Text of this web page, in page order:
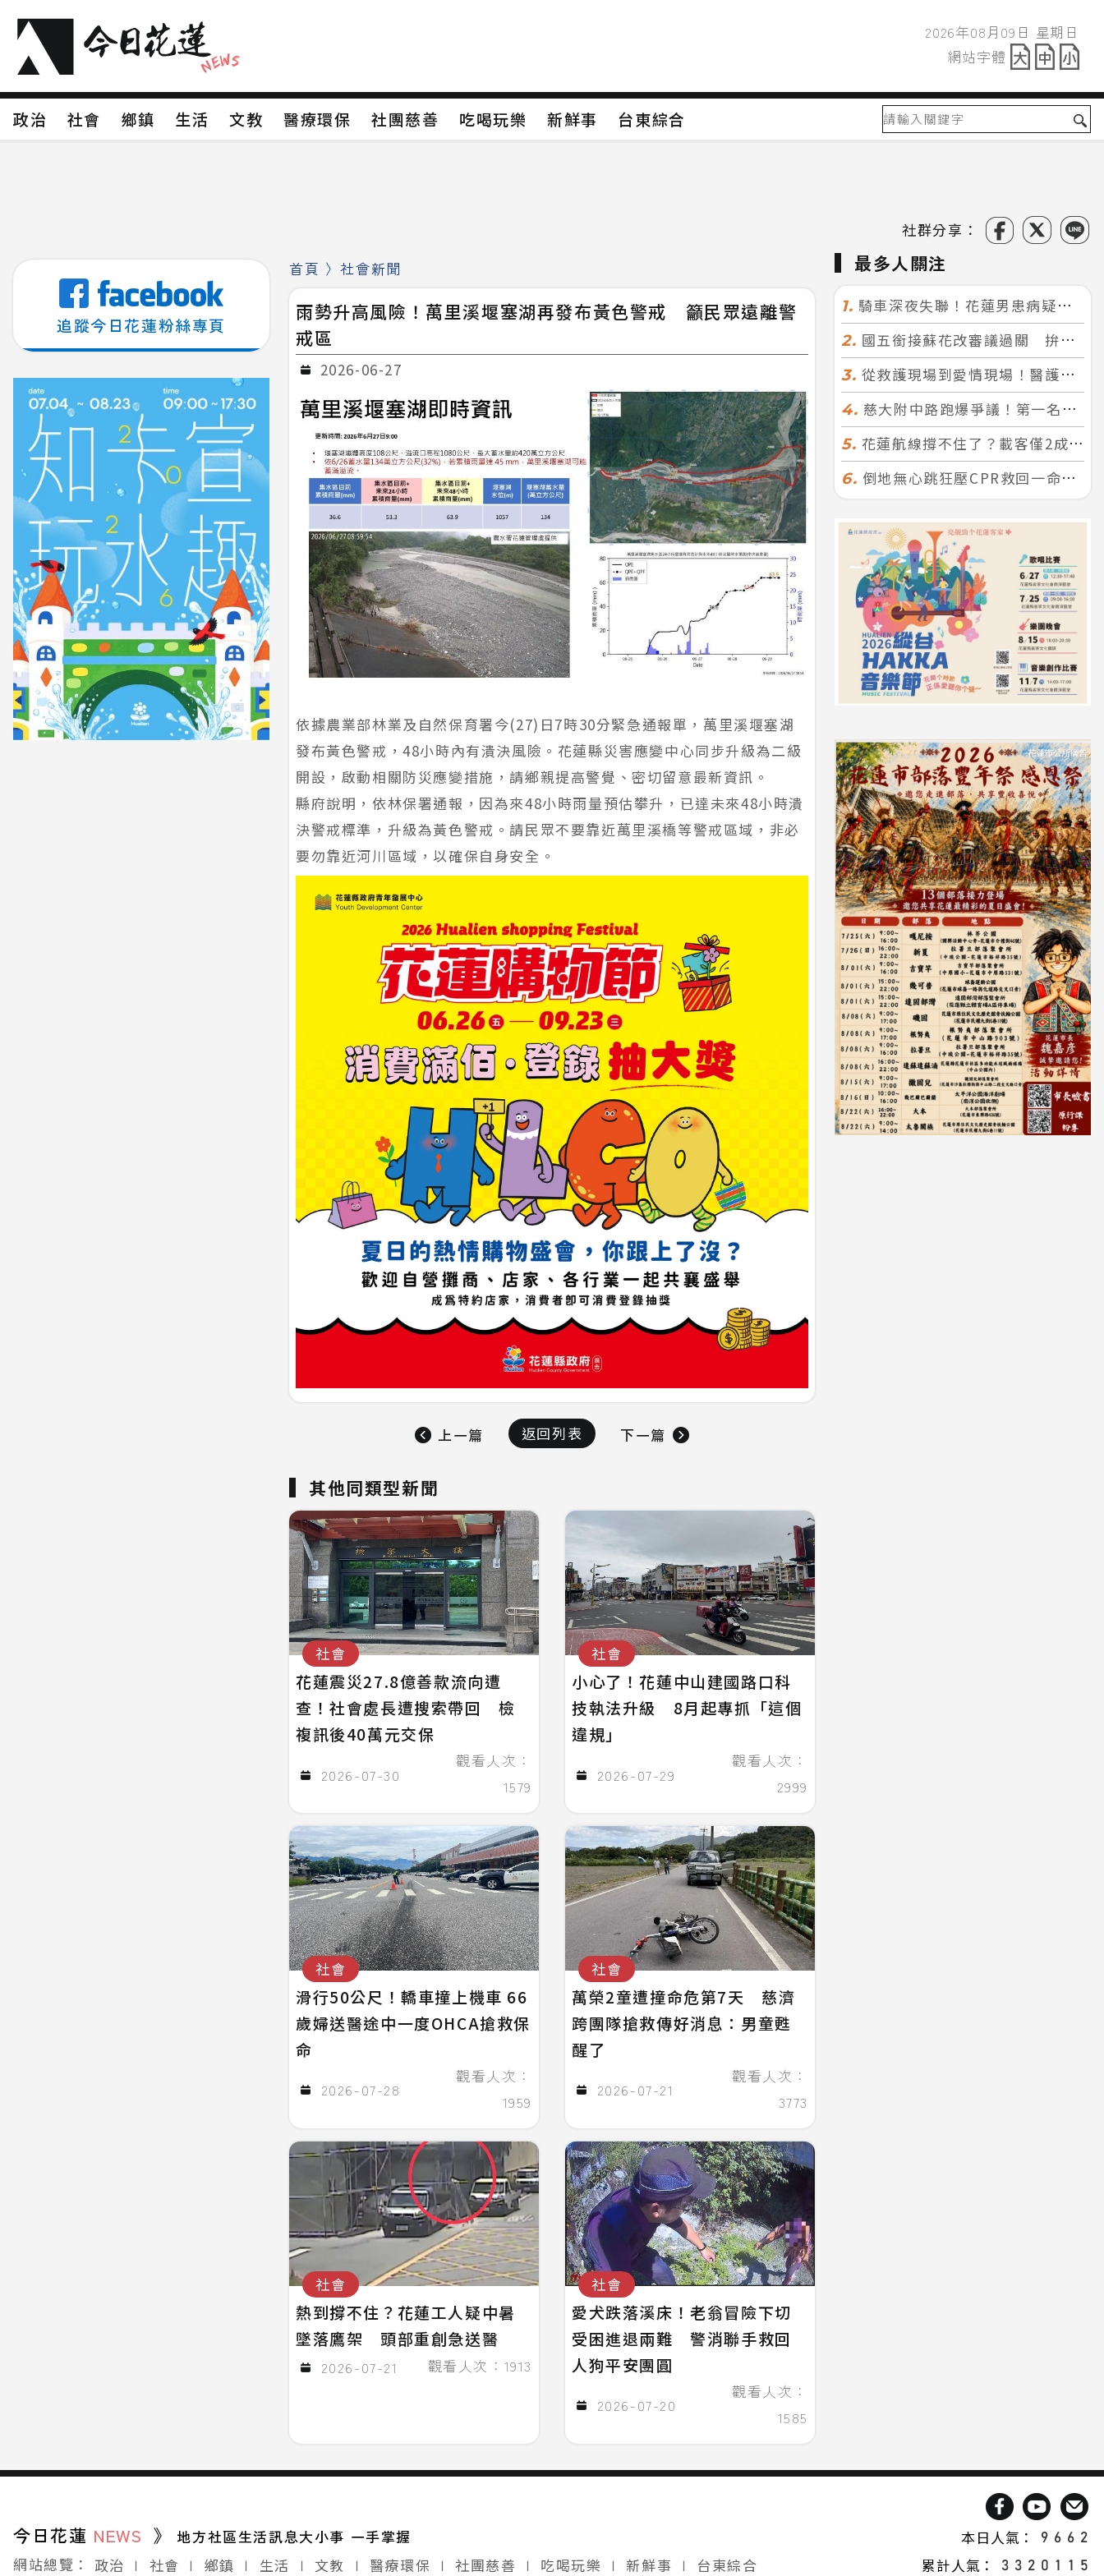
2026年08月09日
網站字體
政治 社會 鄉鎮 生活 文教 醫療環保 社團慈善 吃喝玩樂 新鮮事
台東綜合
社群分享：
追蹤今日花蓮粉絲專頁
首頁 〉社會新聞
雨勢升高風險！萬里溪堰塞湖再發布黃色警戒 籲民眾遠離警
戒區
2026-06-27
依據農業部林業及自然保育署今(27)日7時30分緊急通報單，萬里溪堰塞湖
發布黃色警戒，48小時內有潰決風險。花蓮縣災害應變中心同步升級為二級
開設，啟動相關防災應變措施，請鄉親提高警覺、密切留意最新資訊。
縣府說明，依林保署通報，因為來48小時雨量預估攀升，已達未來48小時潰
決警戒標準，升級為黃色警戒。請民眾不要靠近萬里溪橋等警戒區域，非必
要勿靠近河川區域，以確保自身安全。
上一篇 返回列表 下一篇
其他同類型新聞
社會
花蓮震災27.8億善款流向遭
查！社會處長遭搜索帶回 檢
複訊後40萬元交保
2026-07-30
觀看人次：
1579
社會
小心了！花蓮中山建國路口科
技執法升級 8月起專抓「這個
違規」
2026-07-29
觀看人次：
2999
社會
滑行50公尺！轎車撞上機車 66
歲婦送醫途中一度OHCA搶救保
命
2026-07-28
觀看人次：
1959
社會
萬榮2童遭撞命危第7天 慈濟
跨團隊搶救傳好消息：男童甦
醒了
2026-07-21
觀看人次：
3773
社會
熱到撐不住？花蓮工人疑中暑
墜落鷹架 頭部重創急送醫
2026-07-21 觀看人次：1913
社會
愛犬跌落溪床！老翁冒險下切
受困進退兩難 警消聯手救回
人狗平安團圓
2026-07-20
觀看人次：
1585
最多人關注
1. 騎車深夜失聯！花蓮男患病疑迷途 警徒步百米急尋救回一命
2. 國五銜接蘇花改審議過關 拚明年七月前開工！台北花蓮2小時生活圈成形
3. 從救護現場到愛情現場！醫護×消防浪漫聯誼 32人配對成功5對
4. 慈大附中路跑爆爭議！第一名遭拔又改並列 家長怒：難以接受
5. 花蓮航線撐不住了？載客僅2成、年虧7000萬 華信喊：真的快飛不下去
6. 倒地無心跳狂壓CPR救回一命！警手傷撕裂仍不放手 竟救到藝人何篤霖哥哥
今日花蓮 NEWS 》
地方社區生活訊息大小事 一手掌握
網站總覽：
政治 ∣ 社會 ∣ 鄉鎮 ∣ 生活 ∣ 文教 ∣ 醫療環保 ∣ 社團慈善 ∣ 吃喝玩樂 ∣ 新鮮事 ∣ 台東綜合
本日人氣：
累計人氣：
2026年08月09日 星期日
網站字體
政治 社會 鄉鎮 生活 文教 醫療環保 社團慈善 吃喝玩樂 新鮮事 台東綜合